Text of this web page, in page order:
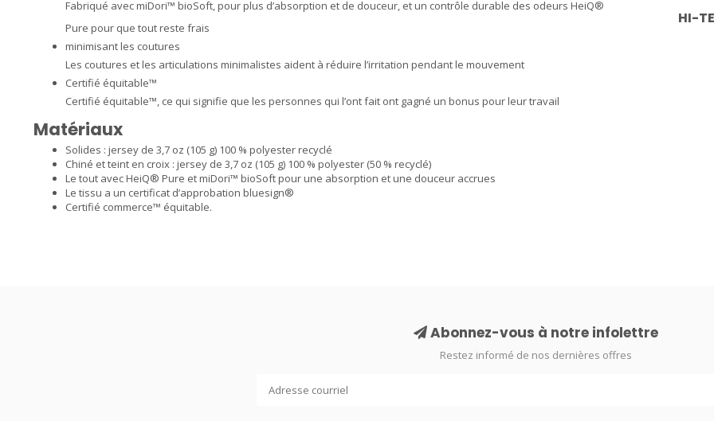
Fabriqué avec miDori™ bioSoft, pour plus d’absorption et de douceur, et un contrôle durable des odeurs HeiQ®
Pure pour que tout reste frais
minimisant les coutures
Les coutures et les articulations minimalistes aident à réduire l’irritation pendant le mouvement
Certifié équitable™
Certifié équitable™, ce qui signifie que les personnes qui l’ont fait ont gagné un bonus pour leur travail
Matériaux
Solides : jersey de 3,7 oz (105 g) 100 % polyester recyclé
Chiné et teint en croix : jersey de 3,7 oz (105 g) 100 % polyester (50 % recyclé)
Le tout avec HeiQ® Pure et miDori™ bioSoft pour une absorption et une douceur accrues
Le tissu a un certificat d’approbation bluesign®
Certifié commerce™ équitable.
HI-
Abonnez-vous à notre infolettre
Restez informé de nos dernières offres